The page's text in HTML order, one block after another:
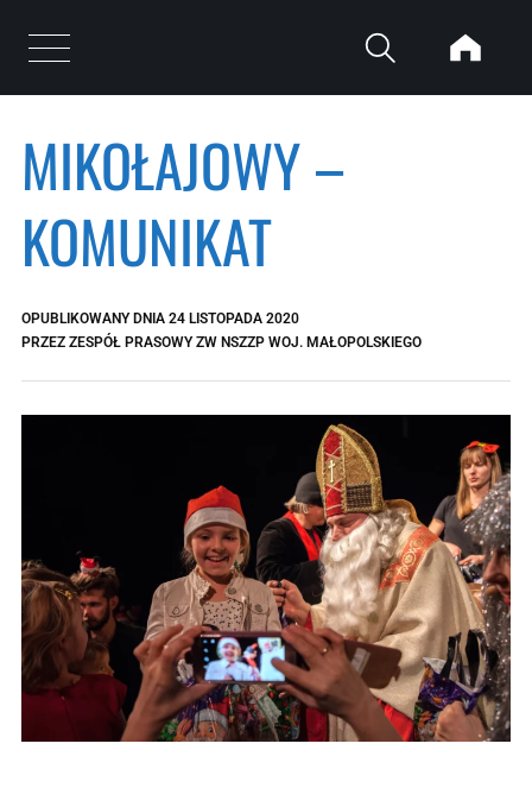
Otwórz menu
MIKOŁAJOWY –
KOMUNIKAT
OPUBLIKOWANY DNIA 24 LISTOPADA 2020
PRZEZ ZESPÓŁ PRASOWY ZW NSZZP WOJ. MAŁOPOLSKIEGO